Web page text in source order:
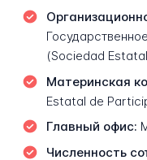
(Sociedad
Материнская
Estatal de
Главный офис:
Численность